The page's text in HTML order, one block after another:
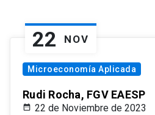
22 NOV
Microeconomía Aplicada
Rudi Rocha, FGV EAESP
22 de Noviembre de 2023